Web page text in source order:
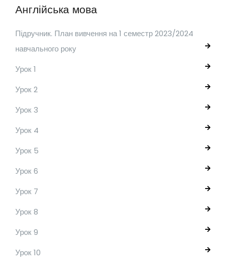
Англійська мова
Підручник. План вивчення на 1 семестр 2023/2024
навчального року
Урок 1
Урок 2
Урок 3
Урок 4
Урок 5
Урок 6
Урок 7
Урок 8
Урок 9
Урок 10